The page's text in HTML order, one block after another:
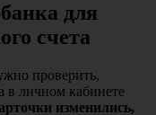
для
счета
проверить,
в личном кабинете
изменились,